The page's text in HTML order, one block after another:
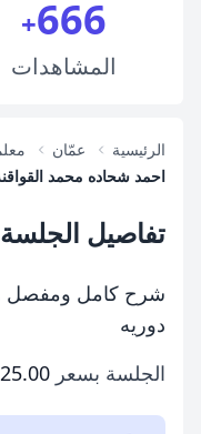
666
+
المشاهدات
الرئيسية عمّان
احمد شحاده محمد
تفاصيل
شرح كامل ومفصل
دوريه
الجلسة بسعر 25.00 دينار